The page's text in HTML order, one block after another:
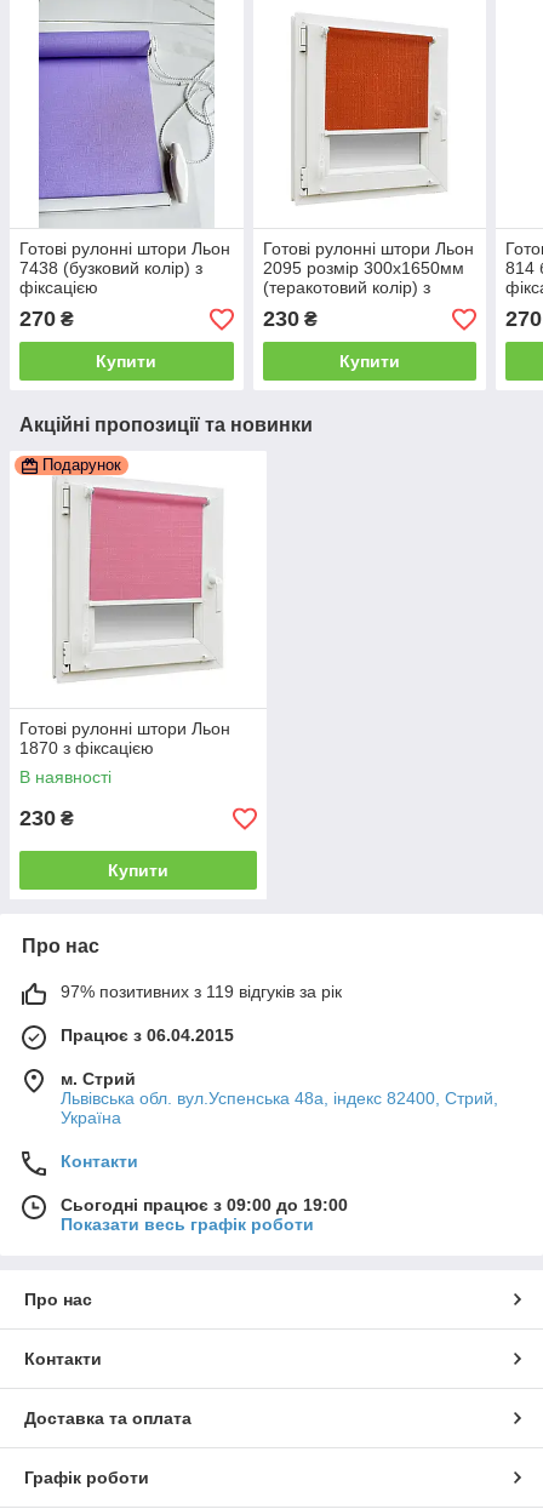
Готові рулонні штори Льон
7438 (бузковий колір) з
фіксацією
270 ₴
Купити
Готові рулонні штори Льон
2095 розмір 300х1650мм
(теракотовий колір) з
230₴
Купити
814
270
Акційні пропозиції та новинки
Подарунок
Готові рулонні штори Льон
1870 з фіксацією
В наявності
230 ₴
Купити
Про нас
97% позитивних з 119 відгуків за рік
Працює з 06.04.2015
м. Стрий
Львівська обл. вул.Успенська 48а, індекс 82400, Стрий,
Україна
Контакти
Сьогодні працює з 09:00 до 19:00
Показати весь графік роботи
Про нас
Контакти
Доставка та оплата
Графік роботи